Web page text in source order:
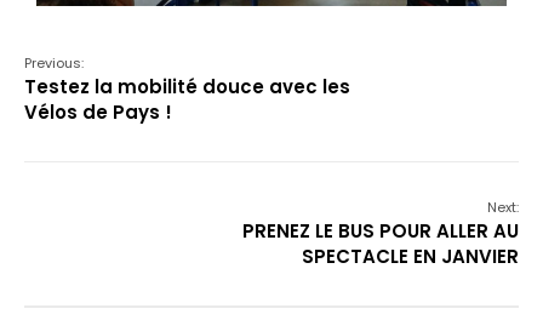
Previous:
Testez la mobilité douce avec les
Vélos de Pays !
Next:
PRENEZ LE BUS POUR ALLER AU
SPECTACLE EN JANVIER